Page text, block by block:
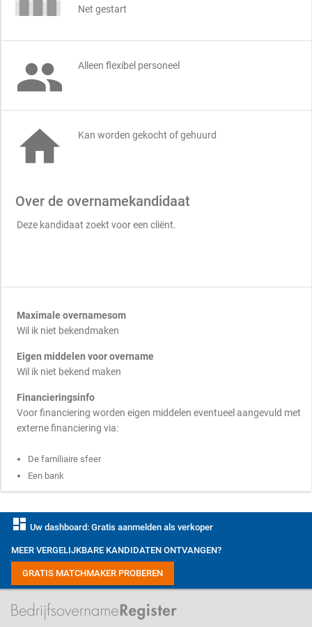
Net gestart
 Alleen flexibel personeel
 Kan worden gekocht of gehuurd
Over de overnamekandidaat
Deze kandidaat zoekt voor een cliënt.
Maximale overnamesom
Wil ik niet bekendmaken
Eigen middelen voor overname
Wil ik niet bekend maken
Financieringsinfo
Voor financiering worden eigen middelen eventueel aangevuld met
externe financiering via:
De familiaire sfeer
Een bank
dashboard Uw dashboard: Gratis aanmelden als verkoper
MEER VERGELIJKBARE KANDIDATEN ONTVANGEN?
GRATIS MATCHMAKER PROBEREN